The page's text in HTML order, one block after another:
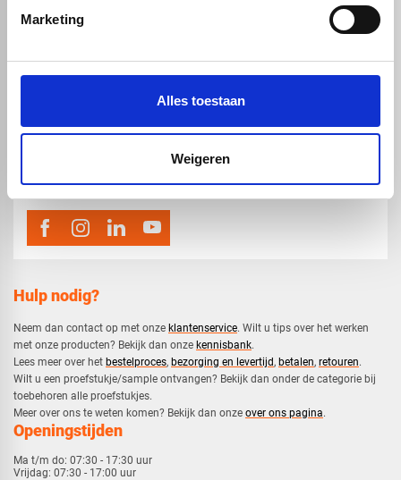
Marketing
Alles toestaan
Weigeren
Hulp nodig?
Neem dan contact op met onze klantenservice. Wilt u tips over het werken
met onze producten? Bekijk dan onze kennisbank.
​Lees meer over het bestelproces, bezorging en levertijd, betalen, retouren.​
​Wilt u een proefstukje/sample ontvangen? Bekijk dan onder de categorie bij
toebehoren alle proefstukjes.
​​Meer over ons te weten komen? Bekijk dan onze over ons pagina.
Openingstijden
Ma t/m do: 07:30 - 17:30 uur
Vrijdag: 07:30 - 17:00 uur
map Veensesteeg 8, 4264 KG Veen
mail info@voskunststoffen.nl